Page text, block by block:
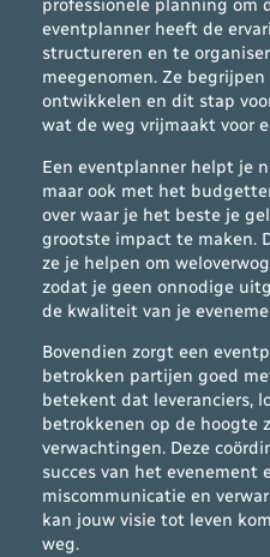
professionele planning om
eventplanner heeft de
structureren en te
meegenomen. Ze
ontwikkelen en dit stap
wat de weg vrijmaakt voor
Een eventplanner helpt je
maar ook met het
over waar je het beste je
grootste impact te maken.
ze je helpen om
zodat je geen onnodige
de kwaliteit van je
Bovendien zorgt een
betrokken partijen goed
betekent dat leveranciers,
betrokkenen op de hoogte
verwachtingen. Deze
succes van het evenement
miscommunicatie en
kan jouw visie tot leven
weg.